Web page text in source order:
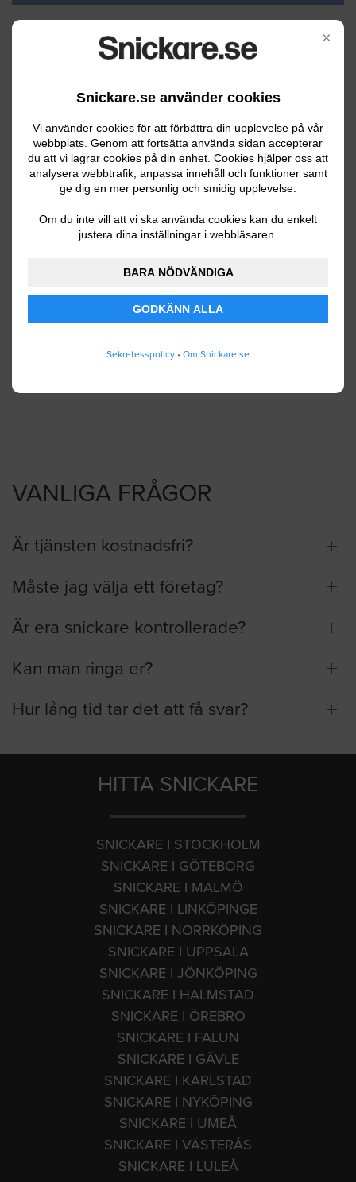
×
Snickare.se använder cookies
Vi använder cookies för att förbättra din upplevelse på vår
webbplats. Genom att fortsätta använda sidan accepterar
du att vi lagrar cookies på din enhet. Cookies hjälper oss att
analysera webbtrafik, anpassa innehåll och funktioner samt
ge dig en mer personlig och smidig upplevelse.
Om du inte vill att vi ska använda cookies kan du enkelt
justera dina inställningar i webbläsaren.
BARA NÖDVÄNDIGA
GODKÄNN ALLA
Sekretesspolicy • Om Snickare.se
Ditt för- och efternamn
Din e-postadress
Ditt telefonnummer
mina personuppgifter enligtanvändarvillkoren
VANLIGA FRÅGOR
Är tjänsten kostnadsfri?
Måste jag välja ett företag?
Är era snickare kontrollerade?
Kan man ringa er?
Hur lång tid tar det att få svar?
HITTA SNICKARE
SNICKARE I STOCKHOLM
SNICKARE I GÖTEBORG
SNICKARE I MALMÖ
SNICKARE I LINKÖPINGE
SNICKARE I NORRKÖPING
SNICKARE I UPPSALA
SNICKARE I JÖNKÖPING
SNICKARE I HALMSTAD
SNICKARE I ÖREBRO
SNICKARE I FALUN
SNICKARE I GÄVLE
SNICKARE I KARLSTAD
SNICKARE I NYKÖPING
SNICKARE I UMEÅ
SNICKARE I VÄSTERÅS
SNICKARE I LULEÅ